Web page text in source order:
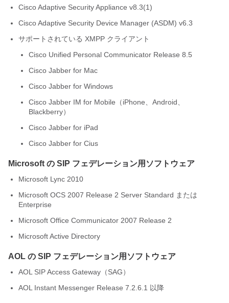
CiscoAdaptive Security Appliance v8.3(1)
Cisco Adaptive Security Device Manager (ASDM) v6.3
サポートされている XMPP クライアント
Cisco Unified Personal Communicator Release 8.5
Cisco Jabber for Mac
Cisco Jabber for Windows
Cisco Jabber IM for Mobile（iPhone、Android、
Blackberry）
Cisco Jabber for iPad
Cisco Jabber for Cius
Microsoft の SIP フェデレーション用ソフトウェア
Microsoft Lync 2010
Microsoft OCS 2007 Release 2 Server Standard または
Enterprise
Microsoft Office Communicator 2007 Release 2
Microsoft Active Directory
AOL の SIP フェデレーション用ソフトウェア
AOL SIP Access Gateway（SAG）
AOL Instant Messenger Release 7.2.6.1 以降